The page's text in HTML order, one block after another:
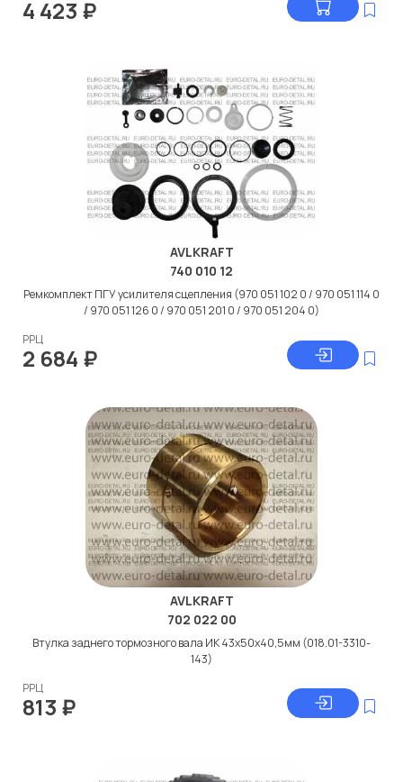
4 423 ₽
AVLKRAFT
740 010 12
Ремкомплект ПГУ усилителя сцепления (970 051 102 0 / 970 051 114 0
/ 970 051 126 0 / 970 051 201 0 / 970 051 204 0)
РРЦ
2 684 ₽
AVLKRAFT
702 022 00
Втулка заднего тормозного вала ИК 43х50х40,5мм (018.01-3310-
143)
РРЦ
813 ₽